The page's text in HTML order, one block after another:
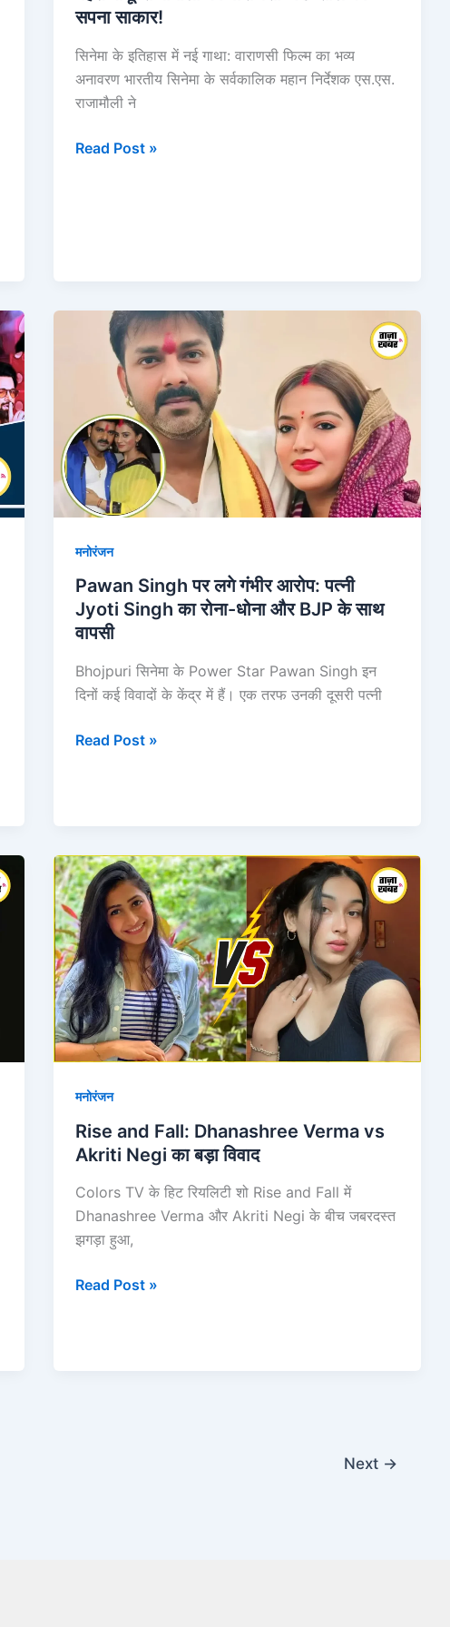
सपना साकार!
सिनेमा के इतिहास में नई गाथा: वाराणसी फिल्म का भव्य
अनावरण भारतीय सिनेमा के सर्वकालिक महान निर्देशक एस.एस.
राजामौली ने
Read Post »
मनोरंजन
Pawan Singh पर लगे गंभीर आरोप: पत्नी
Jyoti Singh का रोना-धोना और BJP के साथ
वापसी
Bhojpuri सिनेमा के Power Star Pawan Singh इन
दिनों कई विवादों के केंद्र में हैं। एक तरफ उनकी दूसरी पत्नी
Pawan
Singh
गंभीर
आरोप:
पत्नी
Jyoti
Singh
रोना-
धोना
और
BJP
साथ
वापसी
Read Post »
मनोरंजन
Rise and Fall: Dhanashree Verma vs
Akriti Negi का बड़ा विवाद
Colors TV के हिट रियलिटी शो Rise and Fall में
Dhanashree Verma और Akriti Negi के बीच जबरदस्त
झगड़ा हुआ,
Rise
and
Fall:
Dhanashree
Verma
vs
Akriti
Negi
का
विवाद
Read Post »
Next →